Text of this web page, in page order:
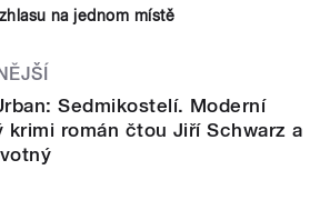
na jednom místě
Sedmikostelí. Moderní
krimi román čtou Jiří Schwarz a